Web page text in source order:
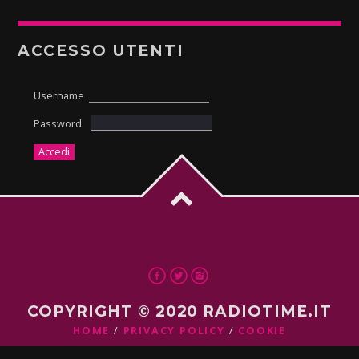
ACCESSO UTENTI
Username
Password
COPYRIGHT © 2020 RADIOTIME.IT
HOME PRIVACY POLICY COOKIE